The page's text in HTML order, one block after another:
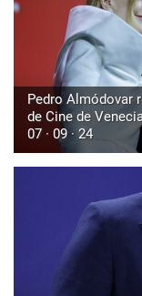
Pedro Almódovar
de Cine de
07 · 09 · 24